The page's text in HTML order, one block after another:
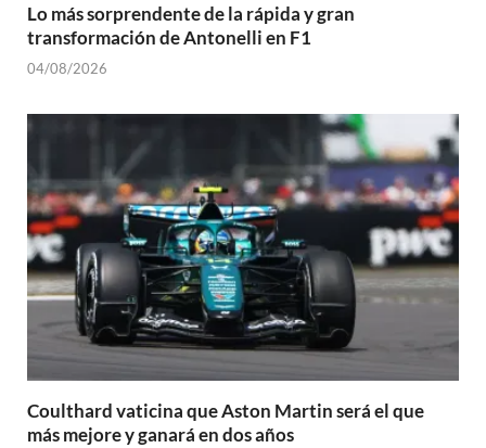
Lo más sorprendente de la rápida y gran
transformación de Antonelli en F1
04/08/2026
Coulthard vaticina que Aston Martin será el que
más mejore y ganará en dos años